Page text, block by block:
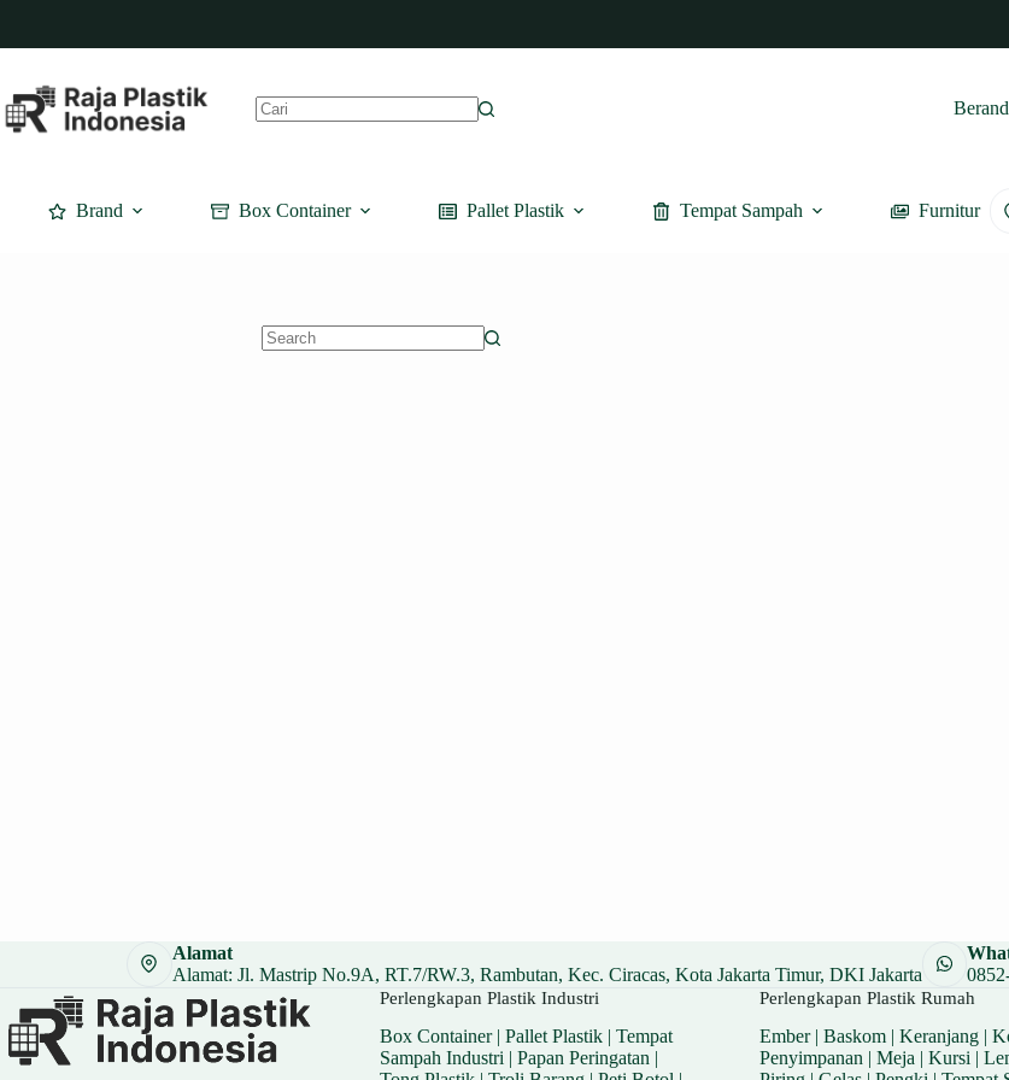
content
Brand Box Container Pallet Plastik Tempat Sampah Furnitur
Alamat
Alamat: Jl. Mastrip No.9A, RT.7/RW.3, Rambutan, Kec. Ciracas, Kota Jakarta Timur, DKI Jakarta
Perlengkapan Plastik Industri
Box Container| Pallet Plastik| Tempat
Sampah Industri | Papan Peringatan |
Perlengkapan Plastik Rumah
Ember| Baskom| Keranjang|
Penyimpanan | Meja | Kursi |